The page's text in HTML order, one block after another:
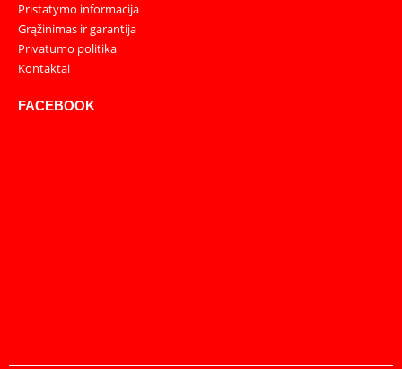
Pristatymo informacija
Grąžinimas ir garantija
Privatumo politika
Kontaktai
FACEBOOK